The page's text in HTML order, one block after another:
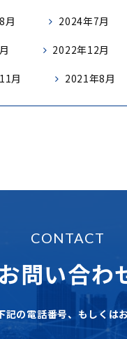
月 2024年7月
2022年12月
月 2021年8月
CONTACT
お問い合わ
の電話番号、もしくは